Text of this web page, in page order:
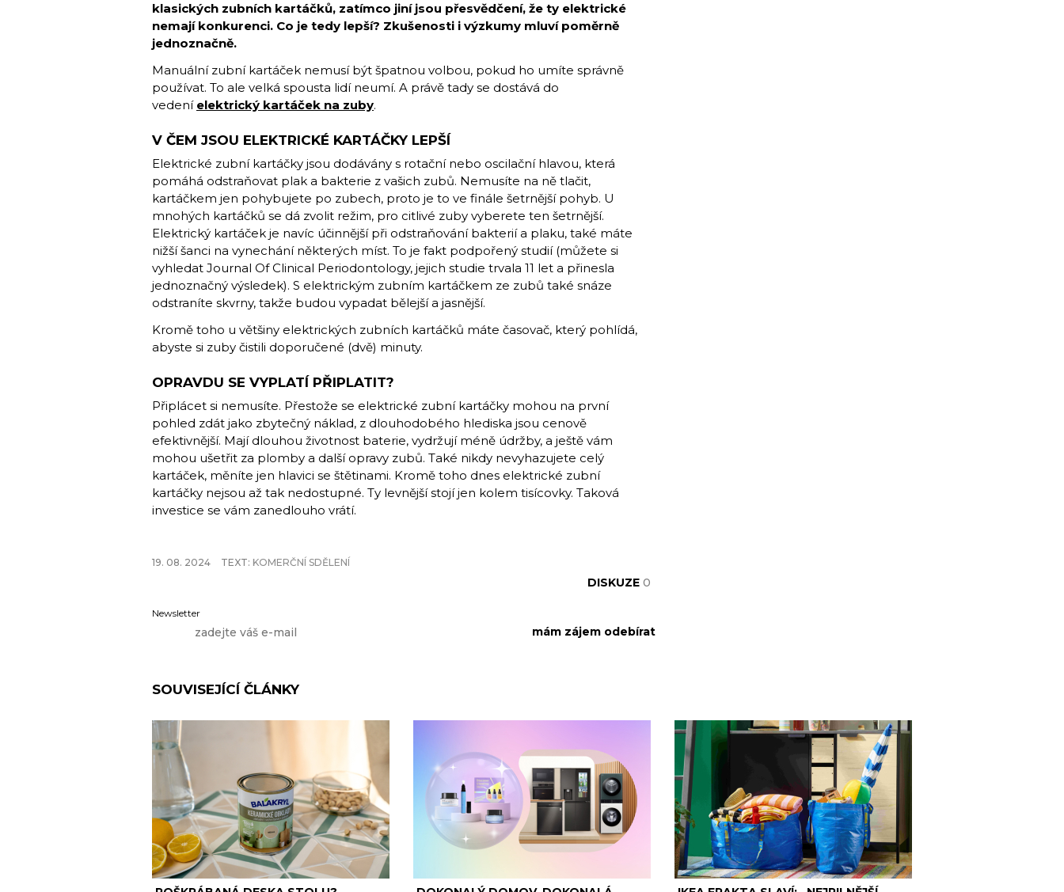
klasických zubních kartáčků, zatímco jiní jsou přesvědčení, že ty elektrické
nemají konkurenci. Co je tedy lepší? Zkušenosti i výzkumy mluví poměrně
jednoznačně.
Manuální zubní kartáček nemusí být špatnou volbou, pokud ho umíte správně
používat. To ale velká spousta lidí neumí. A právě tady se dostává do
vedení elektrický kartáček na zuby.
V ČEM JSOU ELEKTRICKÉ KARTÁČKY LEPŠÍ
Elektrické zubní kartáčky jsou dodávány s rotační nebo oscilační hlavou, která
pomáhá odstraňovat plak a bakterie z vašich zubů. Nemusíte na ně tlačit,
kartáčkem jen pohybujete po zubech, proto je to ve finále šetrnější pohyb. U
mnohých kartáčků se dá zvolit režim, pro citlivé zuby vyberete ten šetrnější.
Elektrický kartáček je navíc účinnější při odstraňování bakterií a plaku, také máte
nižší šanci na vynechání některých míst. To je fakt podpořený studií (můžete si
vyhledat Journal Of Clinical Periodontology, jejich studie trvala 11 let a přinesla
jednoznačný výsledek). S elektrickým zubním kartáčkem ze zubů také snáze
odstraníte skvrny, takže budou vypadat bělejší a jasnější.
Kromě toho u většiny elektrických zubních kartáčků máte časovač, který pohlídá,
abyste si zuby čistili doporučené (dvě) minuty.
OPRAVDU SE VYPLATÍ PŘIPLATIT?
Připlácet si nemusíte. Přestože se elektrické zubní kartáčky mohou na první
pohled zdát jako zbytečný náklad, z dlouhodobého hlediska jsou cenově
efektivnější. Mají dlouhou životnost baterie, vydržují méně údržby, a ještě vám
mohou ušetřit za plomby a další opravy zubů. Také nikdy nevyhazujete celý
kartáček, měníte jen hlavici se štětinami. Kromě toho dnes elektrické zubní
kartáčky nejsou až tak nedostupné. Ty levnější stojí jen kolem tisícovky. Taková
investice se vám zanedlouho vrátí.
19. 08. 2024 TEXT: KOMERČNÍ SDĚLENÍ
DISKUZE 0
Newsletter
SOUVISEJÍCÍ ČLÁNKY